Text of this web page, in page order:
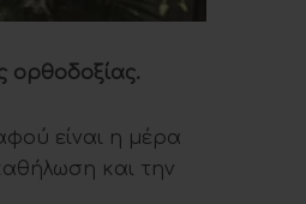
ορθοδοξίας.
είναι η μέρα
και την